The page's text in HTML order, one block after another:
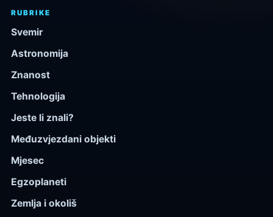
RUBRIKE
Svemir
Astronomija
Znanost
Tehnologija
Jeste li znali?
Međuzvjezdani objekti
Mjesec
Egzoplaneti
Zemlja i okoliš